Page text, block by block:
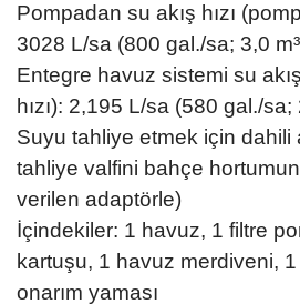
Pompadan su akış hızı
3028 L/sa (800 gal./sa; 3,0
Entegre havuz sistemi su akış
hızı): 2,195 L/sa (580 gal./sa;
Suyu tahliye etmek için dahili
tahliye valfini bahçe
verilen adaptörle)
İçindekiler: 1 havuz, 1 filtre
kartuşu, 1 havuz merdiveni,
onarım yaması